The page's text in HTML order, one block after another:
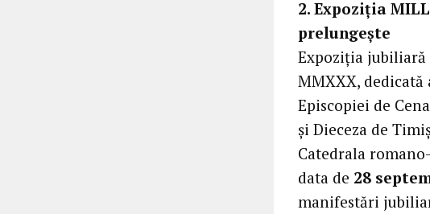
2. Expoziția
prelungește
Expoziția jubiliară
MMXXX,
Episcopiei de
și Dieceza de
Catedrala
data de 28
manifestări